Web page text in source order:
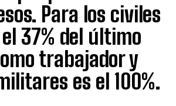
Para los civiles
37% del último
trabajador y
es el 100%.